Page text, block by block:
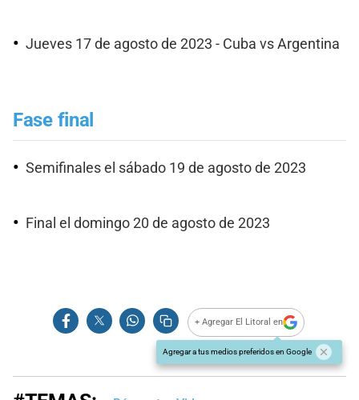
Jueves 17 de agosto de 2023 - Cuba vs Argentina
Fase final
Semifinales el sábado 19 de agosto de 2023
Final el domingo 20 de agosto de 2023
+ Agregar El Litoral en
Agregar a tus medios preferidos en Google